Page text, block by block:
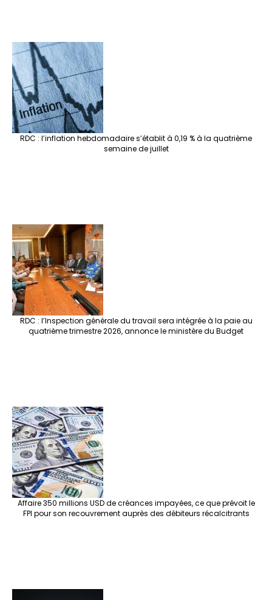
RDC : l’inflation hebdomadaire s’établit à 0,19 % à la quatrième
semaine de juillet
RDC : l’Inspection générale du travail sera intégrée à la paie au
quatrième trimestre 2026, annonce le ministère du Budget
Affaire 350 millions USD de créances impayées, ce que prévoit le
FPI pour son recouvrement auprès des débiteurs récalcitrants